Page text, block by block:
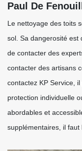
Paul De
Le nettoyage des toits
sol. Sa dangerosité est
de contacter des
contacter des artisans
contactez KP Service,
protection individuelle
abordables et
supplémentaires, il faut